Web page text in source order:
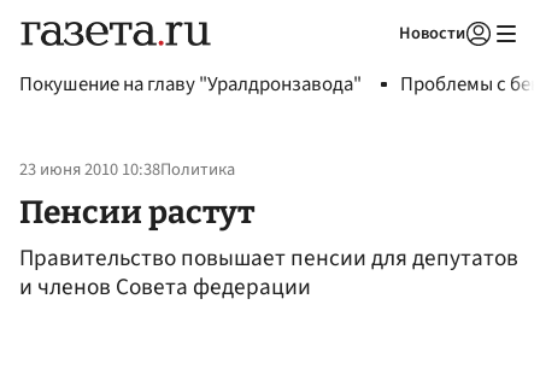
Новости
Покушение на главу "Уралдронзавода" Проблемы с
23 июня 2010 10:38Политика
Пенсии растут
Правительство повышает пенсии для депутатов
и членов Совета федерации